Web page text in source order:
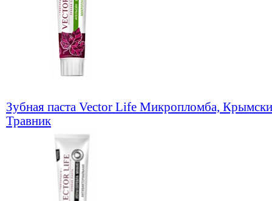
Зубная паста Vector Life Микропломба,
Травник